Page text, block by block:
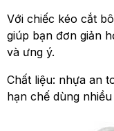
Với chiếc kéo cắt
giúp bạn đơn giản
và ưng ý.
Chất liệu: nhựa an
hạn chế dùng